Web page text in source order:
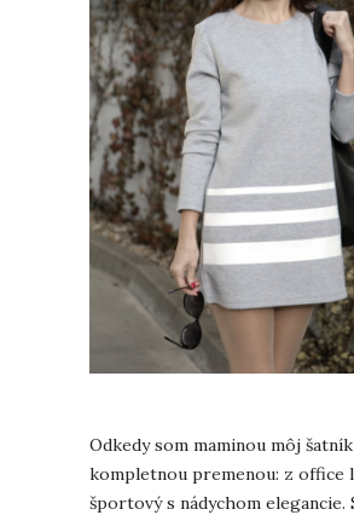
Odkedy som maminou môj
kompletnou premenou: z office
športový s nádychom elegancie.